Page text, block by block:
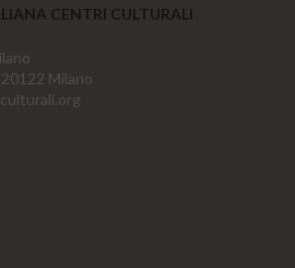
CENTRI CULTURALI
Milano